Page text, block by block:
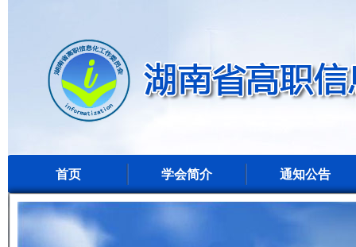
首页 学会简介 通知公告